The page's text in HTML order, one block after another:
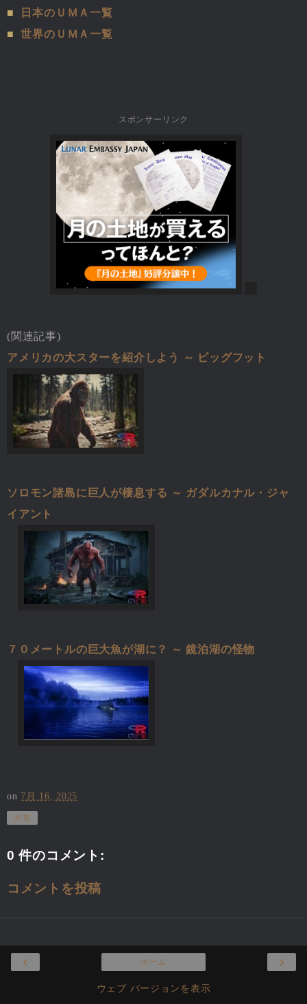
■
日本のＵＭＡ一覧
■
世界のＵＭＡ一覧
スポンサーリンク
(関連記事)
アメリカの大スターを紹介しよう ～ ビッグフット
ソロモン諸島に巨人が棲息する ～ ガダルカナル・ジャ
イアント
７０メートルの巨大魚が湖に？ ～ 鏡泊湖の怪物
on 7月 16, 2025
共有
0 件のコメント:
コメントを投稿
‹ ›
ホーム
ウェブ バージョンを表示